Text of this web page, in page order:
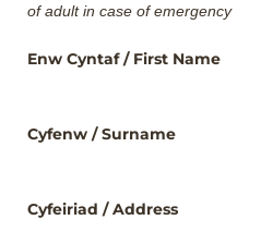
of adult in case of emergency
Enw Cyntaf /​ First Name
Cyfenw /​ Surname
Cyfeiriad /​ Address